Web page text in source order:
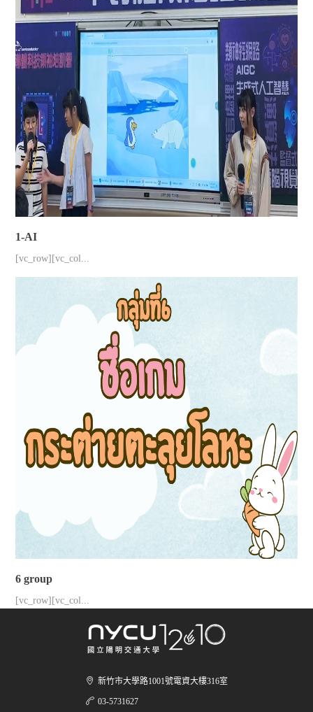
1-AI
[vc_row][vc_col...
6 group
[vc_row][vc_col...
新竹市大學路1001號電資大樓316室
03-5731627